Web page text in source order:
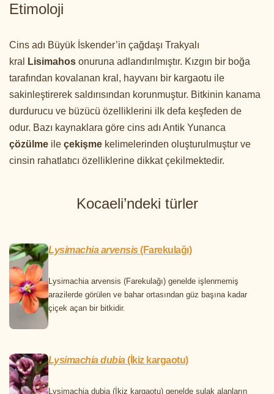
Etimoloji
Cins adı Büyük İskender’in çağdaşı Trakyalı
kral
Lisimahos onuruna adlandırılmıştır. Kızgın bir boğa
tarafından kovalanan kral, hayvanı bir kargaotu ile
sakinleştirerek saldırısından korunmuştur. Bitkinin kanama
durdurucu ve büzücü özelliklerini ilk defa keşfeden de
odur. Bazı kaynaklara göre cins adı Antik Yunanca
çözülme ile çekişme kelimelerinden oluşturulmuştur ve
cinsin rahatlatıcı özelliklerine dikkat çekilmektedir.
Kocaeli’ndeki türler
Lysimachia arvensis (Farekulağı)
Lysimachia arvensis (Farekulağı) genelde işlenmemiş
arazilerde görülen ve bahar ortasından güz başına kadar
çiçek açan bir bitkidir.
Lysimachia dubia(İkiz kargaotu)
Lysimachia dubia (İkiz kargaotu) genelde sulak alanların